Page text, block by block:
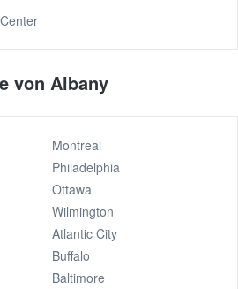
von Albany
Montreal
Philadelphia
Ottawa
Wilmington
Atlantic City
Buffalo
Baltimore